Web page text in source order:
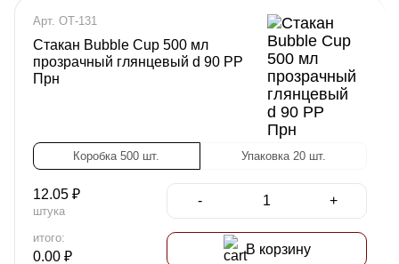
Арт. ОТ-131
Стакан Bubble Cup 500 мл
прозрачный глянцевый d 90 РР
Прн
Коробка 500 шт. Упаковка 20 шт.
12.05 ₽
штука
- +
итого:
0.00 ₽ В корзину